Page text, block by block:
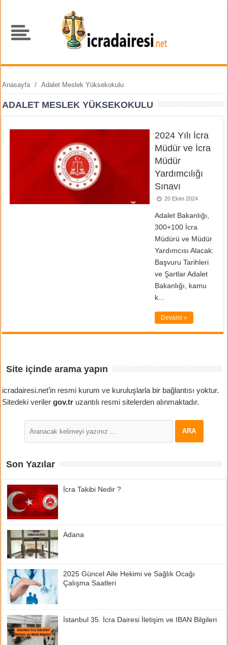
Anasayfa / Adalet Meslek Yüksekokulu
ADALET MESLEK YÜKSEKOKULU
2024 Yılı İcra
Müdür ve İcra
Müdür
Yardımcılığı
Sınavı
20 Ekim 2024
Adalet Bakanlığı,
300+100 İcra
Müdürü ve Müdür
Yardımcısı Alacak:
Başvuru Tarihleri
ve Şartlar Adalet
Bakanlığı, kamu
k...
Devamı »
Site içinde arama yapın
icradairesi.net’in resmi kurum ve kuruluşlarla bir bağlantısı yoktur.
Sitedeki verilergov.tr uzantılı resmi sitelerden alınmaktadır.
Son Yazılar
İcra Takibi Nedir ?
Adana
2025 Güncel Aile Hekimi ve Sağlık Ocağı
Çalışma Saatleri
İstanbul 35. İcra Dairesi İletişim ve IBAN Bilgileri